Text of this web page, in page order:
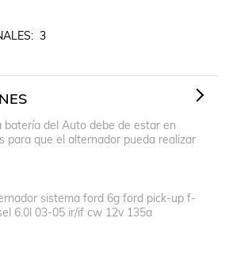
3
batería del Auto debe de estar en
para que el alternador pueda realizar
sistema ford 6g ford pick-up f-
6.0l 03-05 ir/if cw 12v 135a